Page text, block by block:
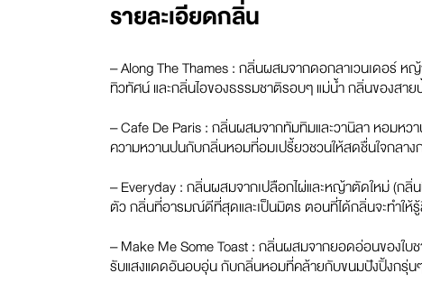
รายละเอียดกลิ่น
– Along The Thames :กลิ่นผสมจากดอกลาเวนเดอร์ หญ้
ทิวทัศน์ และกลิ่นไอของธรรมชาติรอบๆ แม่น้ำ กลิ่นของส
– Cafe De Paris :กลิ่นผสมจากทัมทิมและวานิลา หอมหว
ความหวานปนกับกลิ่นหอมที่อมเปรี้ยวชวนให้สดชื่นใจกลา
– Everyday :กลิ่นผสมจากเปลือกไผ่และหญ้าตัดใหม่(กลิ่
ตัว กลิ่นที่อารมณ์ดีที่สุดและเป็นมิตร ตอนที่ได้กลิ่นจะทำให้
– Make Me Some Toast :กลิ่นผสมจากยอดอ่อนของใบ
รับแสงแดดอันอบอุ่น กับกลิ่นหอมที่คล้ายกับขนมปังปิ้งกรุ่